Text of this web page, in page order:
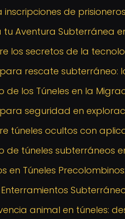
inscripciones de
tu Aventura Subterránea
los secretos de la
rescate subterráneo:
de los Túneles en la
seguridad en
túneles ocultos con
de túneles subterráneos
en Túneles
animal en túneles: